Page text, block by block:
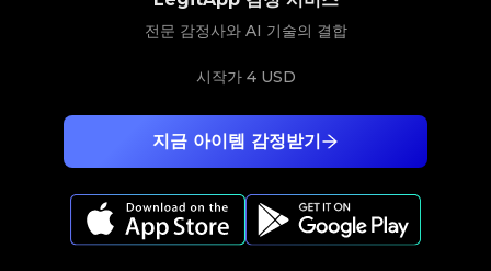
지금 아이템 감정받기
전문 감정사와 AI 기술의 결합
시작가 4 USD